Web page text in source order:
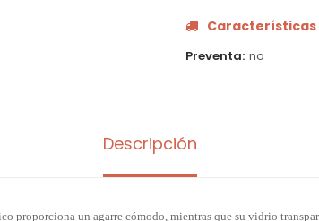
Características
Preventa no
Descripción
proporciona un agarre cómodo, mientras que su vidrio